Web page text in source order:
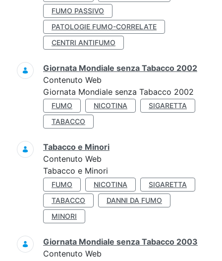
FUMO PASSIVO
PATOLOGIE FUMO-CORRELATE
CENTRI ANTIFUMO
Giornata Mondiale senza Tabacco 2002
Contenuto Web
Giornata Mondiale senza Tabacco 2002
FUMO NICOTINA
SIGARETTA
TABACCO
Tabacco e Minori
Contenuto Web
Tabacco e Minori
FUMO NICOTINA
SIGARETTA
TABACCO
DANNI DA FUMO
MINORI
Giornata Mondiale senza Tabacco 2003
Contenuto Web